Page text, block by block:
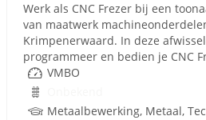
Werk als CNC Frezer bij een
van maatwerk
Krimpenerwaard. In deze
programmeer en bedien je CNC
VMBO
Metaalbewerking, Metaal,